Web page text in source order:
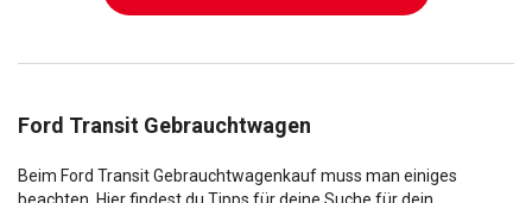
Ford Transit Gebrauchtwagen
Beim Ford Transit Gebrauchtwagenkauf muss man einiges
beachten. Hier findest du Tipps für deine Suche für dein